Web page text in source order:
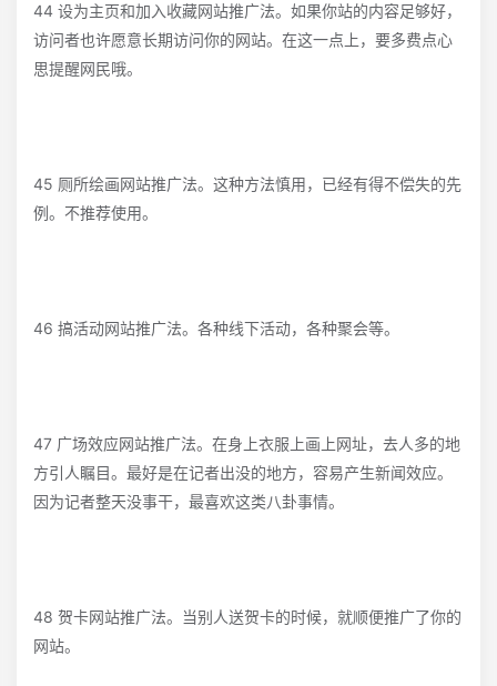
44 设为主页和加入收藏网站推广法。如果你站的内容足够好，
访问者也许愿意长期访问你的网站。在这一点上，要多费点心
思提醒网民哦。
45 厕所绘画网站推广法。这种方法慎用，已经有得不偿失的先
例。不推荐使用。
46 搞活动网站推广法。各种线下活动，各种聚会等。
47 广场效应网站推广法。在身上衣服上画上网址，去人多的地
方引人瞩目。最好是在记者出没的地方，容易产生新闻效应。
因为记者整天没事干，最喜欢这类八卦事情。
48 贺卡网站推广法。当别人送贺卡的时候，就顺便推广了你的
网站。